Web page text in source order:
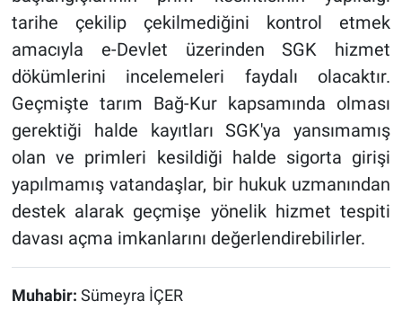
tarihe çekilip çekilmediğini kontrol etmek
amacıyla e-Devlet üzerinden SGK hizmet
dökümlerini incelemeleri faydalı olacaktır.
Geçmişte tarım Bağ-Kur kapsamında olması
gerektiği halde kayıtları SGK'ya yansımamış
olan ve primleri kesildiği halde sigorta girişi
yapılmamış vatandaşlar, bir hukuk uzmanından
destek alarak geçmişe yönelik hizmet tespiti
davası açma imkanlarını değerlendirebilirler.
Muhabir: Sümeyra İÇER